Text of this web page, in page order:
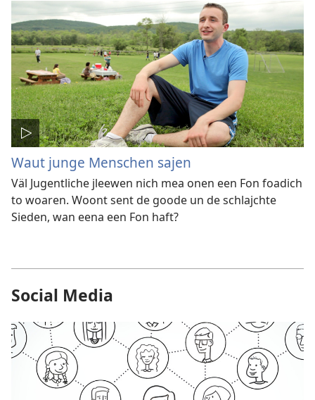
Waut junge Menschen sajen
Väl Jugentliche jleewen nich mea onen een Fon foadich
to woaren. Woont sent de goode un de schlajchte
Sieden, wan eena een Fon haft?
Social Media